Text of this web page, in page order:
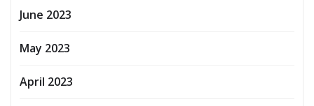
June 2023
May 2023
April 2023